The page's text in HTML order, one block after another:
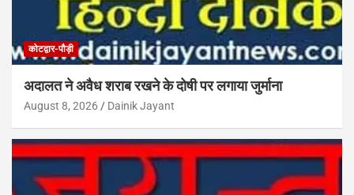
कोटद्वार-पौड़ी
अदालत ने अवैध शराब रखने के दोषी पर लगाया जुर्माना
August 8, 2026 Dainik Jayant